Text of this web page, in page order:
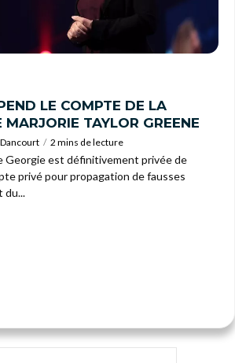
LE COMPTE DE LA
MARJORIE TAYLOR GREENE
2 mins de lecture
Georgie est définitivement privée de
privé pour propagation de fausses
du...